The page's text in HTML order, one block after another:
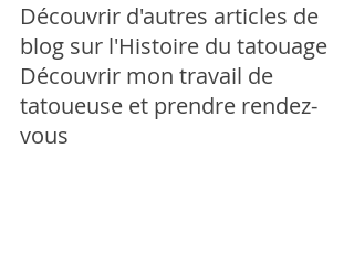
Découvrir d'autres articles de
blog sur l'Histoire du tatouage
Découvrir mon travail de
tatoueuse et prendre rendez-
vous